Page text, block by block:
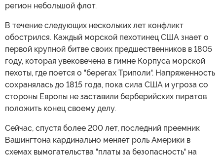
регион небольшой флот.
В течение следующих нескольких лет конфликт
обострился. Каждый морской пехотинец США знает о
первой крупной битве своих предшественников в 1805
году, которая увековечена в гимне Корпуса морской
пехоты, где поется о "берегах Триполи". Напряженность
сохранялась до 1815 года, пока сила США и угроза со
стороны Европы не заставили берберийских пиратов
положить конец своему делу.
Сейчас, спустя более 200 лет, последний преемник
Вашингтона кардинально меняет роль Америки в
схемах вымогательства "платы за безопасность" на